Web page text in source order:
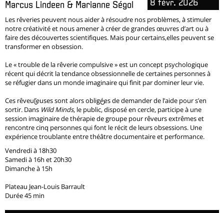
Marcus Lindeen & Marianne Ségol
8 févr. 2026
Les rêveries peuvent nous aider à résoudre nos problèmes, à stimuler
notre créativité et nous amener à créer de grandes œuvres d’art ou à
faire des découvertes scientifiques. Mais pour certains,elles peuvent se
transformer en obsession.
Le « trouble de la rêverie compulsive » est un concept psychologique
récent qui décrit la tendance obsessionnelle de certaines personnes à
se réfugier dans un monde imaginaire qui finit par dominer leur vie.
Ces rêveur·euses sont alors obligé·es de demander de l’aide pour s’en
sortir. Dans Wild Minds, le public, disposé en cercle, participe à une
session imaginaire de thérapie de groupe pour rêveurs extrêmes et
rencontre cinq personnes qui font le récit de leurs obsessions. Une
expérience troublante entre théâtre documentaire et performance.
Vendredi à 18h30
Samedi à 16h et 20h30
Dimanche à 15h
Plateau Jean-Louis Barrault
Durée 45 min